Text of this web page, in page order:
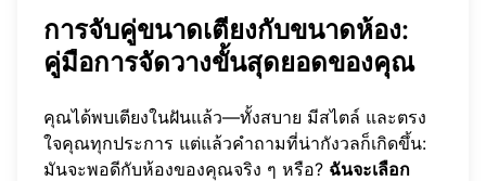
การจับคู่ขนาดเตียงกับขนาดห้อง:
คู่มือการจัดวางขั้นสุดยอดของคุณ
คุณได้พบเตียงในฝันแล้ว—ทั้งสบาย มีสไตล์ และตรง
ใจคุณทุกประการ แต่แล้วคำถามที่น่ากังวลก็เกิดขึ้น:
มันจะพอดีกับห้องของคุณจริง ๆ หรือ? ฉันจะเลือก